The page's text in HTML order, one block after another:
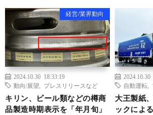
経営/業界動向
2024.10.30 18:33:19
動向/展望
プレスリリースなど
キリン、ビール類などの樽商
品製造時期表示を「年月旬」
2024.10.30
自動運転
大王製紙
ックによ